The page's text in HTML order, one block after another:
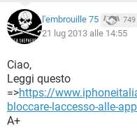
l'embrouille 75 749
21 lug 2013 alle 14:55
Ciao,
Leggi questo
=>https://
bloccare-laccesso-alle-
A+